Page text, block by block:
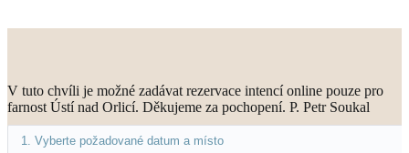
V tuto chvíli je možné zadávat rezervace intencí online pouze pro
farnost Ústí nad Orlicí. Děkujeme za pochopení. P. Petr Soukal